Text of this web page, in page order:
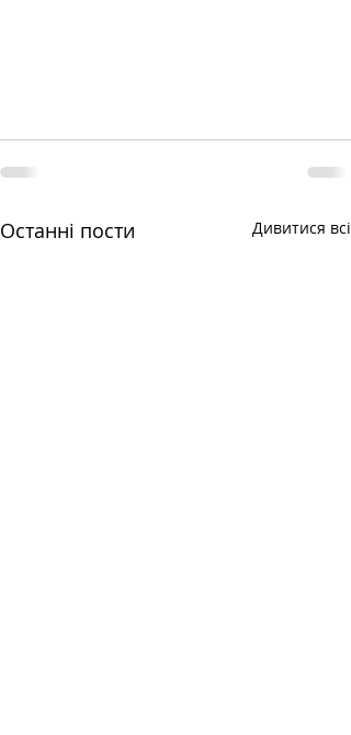
Останні пости Дивитися всі